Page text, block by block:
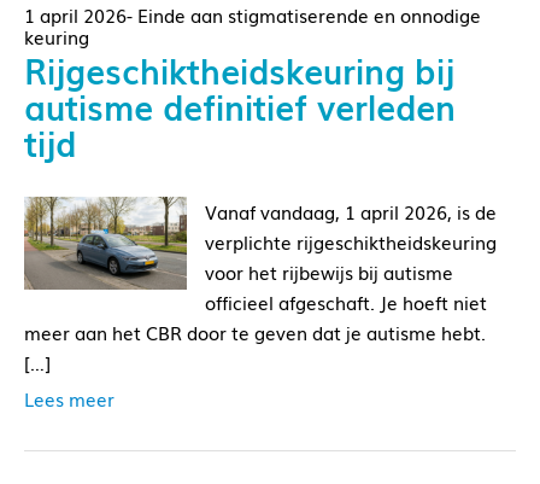
1 april 2026- Einde aan stigmatiserende en onnodige
keuring
Rijgeschiktheidskeuring bij
autisme definitief verleden
tijd
Vanaf vandaag, 1 april 2026, is de
verplichte rijgeschiktheidskeuring
voor het rijbewijs bij autisme
officieel afgeschaft. Je hoeft niet
meer aan het CBR door te geven dat je autisme hebt.
[…]
Lees meer